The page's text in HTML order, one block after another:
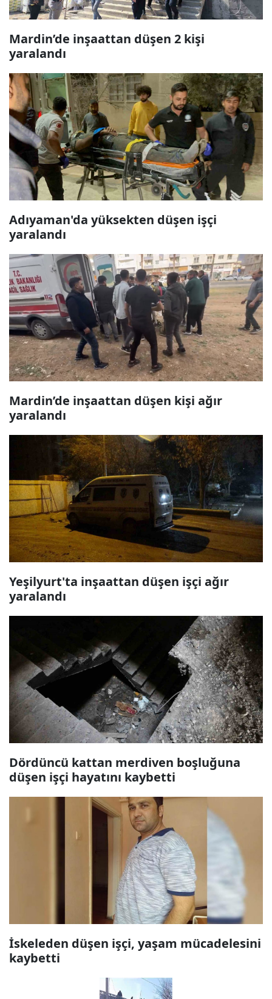
Mardin’de inşaattan düşen 2 kişi
yaralandı
Adıyaman'da yüksekten düşen işçi
yaralandı
Mardin’de inşaattan düşen kişi ağır
yaralandı
Yeşilyurt'ta inşaattan düşen işçi ağır
yaralandı
Dördüncü kattan merdiven boşluğuna
düşen işçi hayatını kaybetti
İskeleden düşen işçi, yaşam mücadelesini
kaybetti